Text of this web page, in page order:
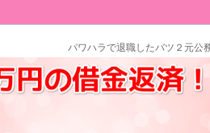
パワハラで退職したバツ２元公